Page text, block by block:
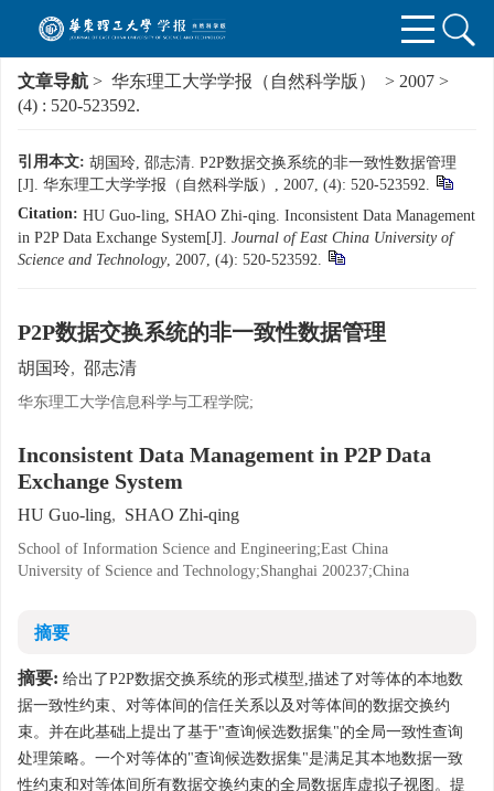
文章导航 > 华东理工大学学报（自然科学版） > 2007 >
(4) : 520-523592.
引用本文: 胡国玲, 邵志清. P2P数据交换系统的非一致性数据管理
[J]. 华东理工大学学报（自然科学版）, 2007, (4): 520-523592.
Citation: HU Guo-ling, SHAO Zhi-qing. Inconsistent Data Management
in P2P Data Exchange System[J]. Journal of East China University of
Science and Technology, 2007, (4): 520-523592.
P2P数据交换系统的非一致性数据管理
胡国玲, 邵志清
华东理工大学信息科学与工程学院;
Inconsistent Data Management in P2P Data
Exchange System
HU Guo-ling, SHAO Zhi-qing
School of Information Science and Engineering;East China
University of Science and Technology;Shanghai 200237;China
摘要
摘要: 给出了P2P数据交换系统的形式模型,描述了对等体的本地数
据一致性约束、对等体间的信任关系以及对等体间的数据交换约
束。并在此基础上提出了基于"查询候选数据集"的全局一致性查询
处理策略。一个对等体的"查询候选数据集"是满足其本地数据一致
性约束和对等体间所有数据交换约束的全局数据库虚拟子视图。提